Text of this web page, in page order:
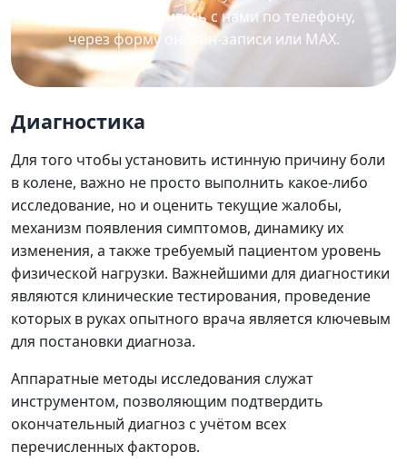
процедуру свяжитесь с нами по телефону,
через форму онлайн-записи или MAX.
Диагностика
Для того чтобы установить истинную причину боли
в колене, важно не просто выполнить какое-либо
исследование, но и оценить текущие жалобы,
механизм появления симптомов, динамику их
изменения, а также требуемый пациентом уровень
физической нагрузки. Важнейшими для диагностики
являются клинические тестирования, проведение
которых в руках опытного врача является ключевым
для постановки диагноза.
Аппаратные методы исследования служат
инструментом, позволяющим подтвердить
окончательный диагноз с учётом всех
перечисленных факторов.